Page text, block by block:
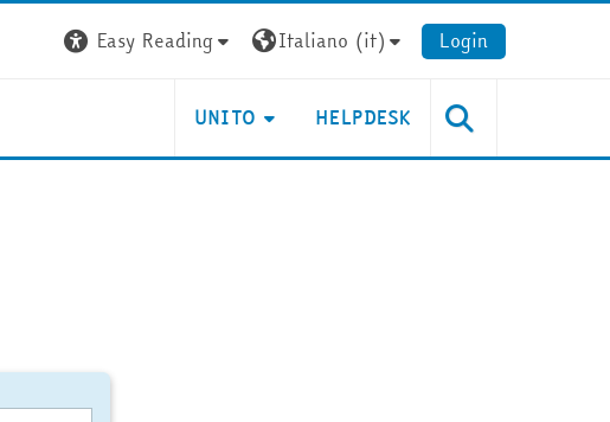
Easy Reading
Italiano ‎(it)‎ Login
UNITO HELPDESK